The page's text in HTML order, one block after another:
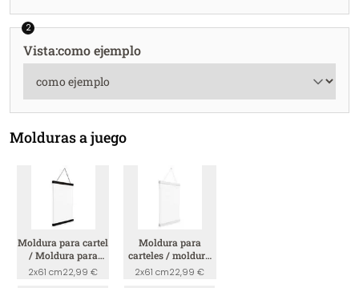
2
Vista:como ejemplo
Molduras a juego
Moldura para cartel
/ Moldura para
cuadro - Negro
2x61 cm22,99 €
Moldura para
carteles / moldura
para cuadros -
blanco
2x61 cm22,99 €